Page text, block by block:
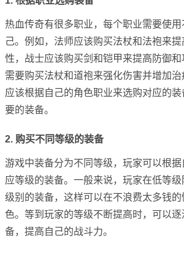
热血传奇有很多职业，每个职业需要使
己。例如，法师应该购买法杖和法袍来
性，战士应该购买剑和铠甲来提高防御和
需要购买法杖和道袍来强化伤害并增加
应该根据自己的角色职业来选购对应的
要的装备。
2. 购买不同等级的装备
游戏中装备分为不同等级，玩家可以根
应等级的装备。一般来说，玩家在低等
级别的装备，这样可以在不浪费太多钱
色。等到玩家的等级不断提高时，可以
备，提高自己的战斗力。